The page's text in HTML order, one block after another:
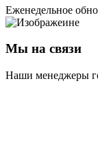
Еженедельное
Мы на связи
Наши менеджеры